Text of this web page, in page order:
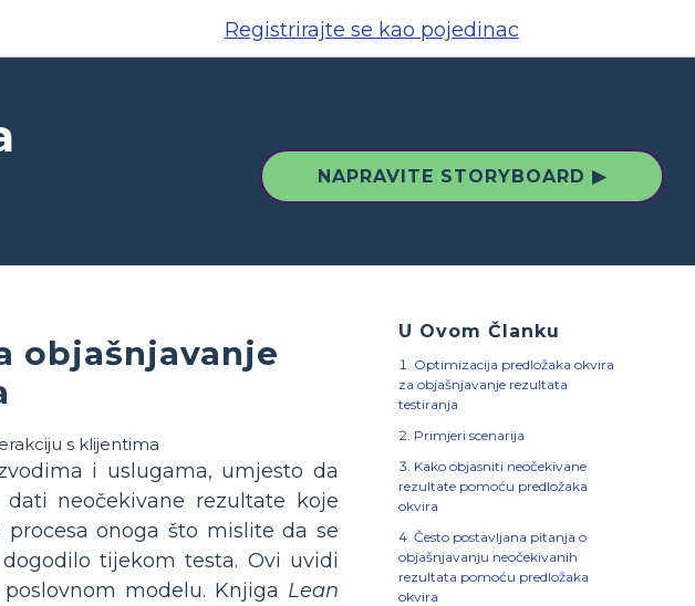
Registrirajte se kao pojedinac
NAPRAVITE STORYBOARD ▶
U Ovom Članku
Optimizacija predložaka okvira
za objašnjavanje rezultata
testiranja
Primjeri scenarija
Kako objasniti neočekivane
rezultate pomoću predložaka
okvira
Često postavljana pitanja o
objašnjavanju neočekivanih
rezultata pomoću predložaka
okvira
objašnjavanje
i uslugama, umjesto da
neočekivane rezultate koje
onoga što mislite da se
tijekom testa. Ovi uvidi
modelu. Knjiga Lean